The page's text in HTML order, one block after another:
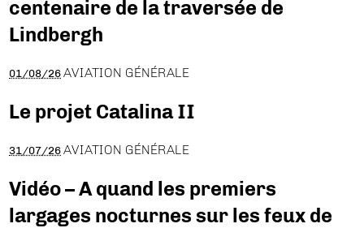
centenaire de la traversée de
Lindbergh
01/08/26 AVIATION GÉNÉRALE
Le projet Catalina II
31/07/26 AVIATION GÉNÉRALE
Vidéo – A quand les premiers
largages nocturnes sur les feux de